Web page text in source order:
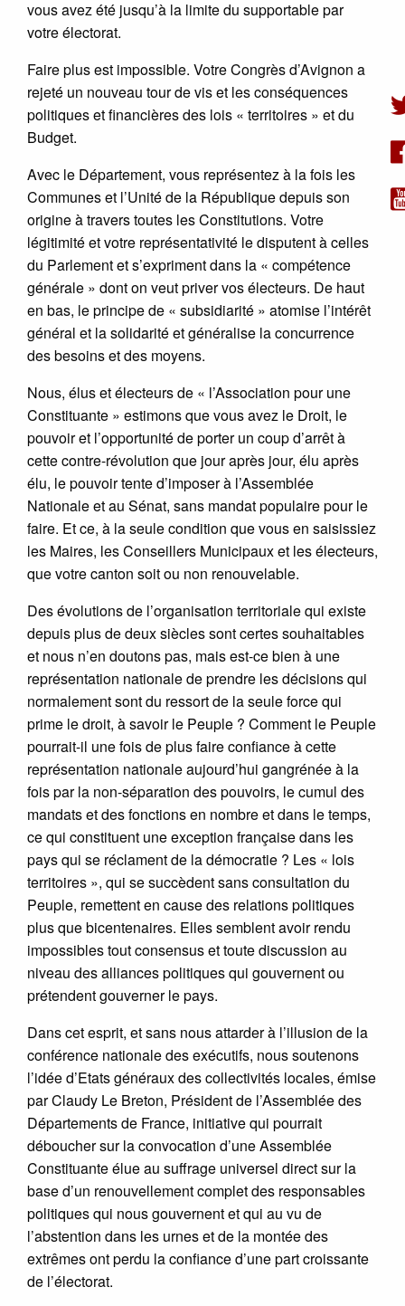
vous avez été jusqu’à la limite du supportable par
votre électorat.
Faire plus est impossible. Votre Congrès d’Avignon a
rejeté un nouveau tour de vis et les conséquences
politiques et financières des lois « territoires » et du
Budget.
Avec le Département, vous représentez à la fois les
Communes et l’Unité de la République depuis son
origine à travers toutes les Constitutions. Votre
légitimité et votre représentativité le disputent à celles
du Parlement et s’expriment dans la « compétence
générale » dont on veut priver vos électeurs. De haut
en bas, le principe de « subsidiarité » atomise l’intérêt
général et la solidarité et généralise la concurrence
des besoins et des moyens.
Nous, élus et électeurs de « l’Association pour une
Constituante » estimons que vous avez le Droit, le
pouvoir et l’opportunité de porter un coup d’arrêt à
cette contre-révolution que jour après jour, élu après
élu, le pouvoir tente d’imposer à l’Assemblée
Nationale et au Sénat, sans mandat populaire pour le
faire. Et ce, à la seule condition que vous en saisissiez
les Maires, les Conseillers Municipaux et les électeurs,
que votre canton soit ou non renouvelable.
Des évolutions de l’organisation territoriale qui existe
depuis plus de deux siècles sont certes souhaitables
et nous n’en doutons pas, mais est-ce bien à une
représentation nationale de prendre les décisions qui
normalement sont du ressort de la seule force qui
prime le droit, à savoir le Peuple ? Comment le Peuple
pourrait-il une fois de plus faire confiance à cette
représentation nationale aujourd’hui gangrénée à la
fois par la non-séparation des pouvoirs, le cumul des
mandats et des fonctions en nombre et dans le temps,
ce qui constituent une exception française dans les
pays qui se réclament de la démocratie ? Les « lois
territoires », qui se succèdent sans consultation du
Peuple, remettent en cause des relations politiques
plus que bicentenaires. Elles semblent avoir rendu
impossibles tout consensus et toute discussion au
niveau des alliances politiques qui gouvernent ou
prétendent gouverner le pays.
Dans cet esprit, et sans nous attarder à l’illusion de la
conférence nationale des exécutifs, nous soutenons
l’idée d’Etats généraux des collectivités locales, émise
par Claudy Le Breton, Président de l’Assemblée des
Départements de France, initiative qui pourrait
déboucher sur la convocation d’une Assemblée
Constituante élue au suffrage universel direct sur la
base d’un renouvellement complet des responsables
politiques qui nous gouvernent et qui au vu de
l’abstention dans les urnes et de la montée des
extrêmes ont perdu la confiance d’une part croissante
de l’électorat.